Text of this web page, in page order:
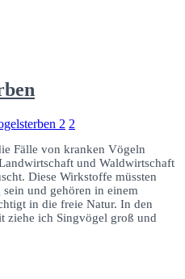
2 2
Fälle von kranken Vögeln
und Waldwirtschaft
Diese Wirkstoffe müssten
und gehören in einem
in die freie Natur. In den
ziehe ich Singvögel groß und